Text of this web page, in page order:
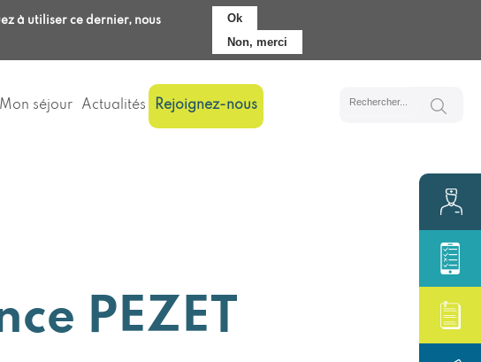
à utiliser ce dernier, nous
Ok
Non, merci
Pré-admission
Mon séjour Actualités Rejoignez-nous
PEZET